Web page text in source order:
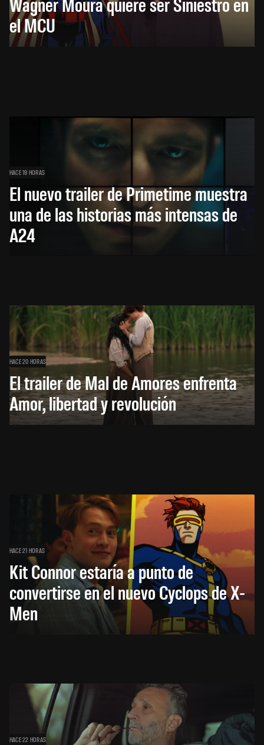
el MCU
HACE 19 HORAS
El nuevo trailer de Primetime muestra
una de las historias más intensas de
A24
HACE 20 HORAS
El trailer de Mal de Amores enfrenta
Amor, libertad y revolución
HACE 21 HORAS
Kit Connor estaría a punto de
convertirse en el nuevo Cyclops de X-
Men
HACE 22 HORAS